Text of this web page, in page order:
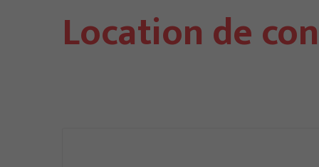
Location de